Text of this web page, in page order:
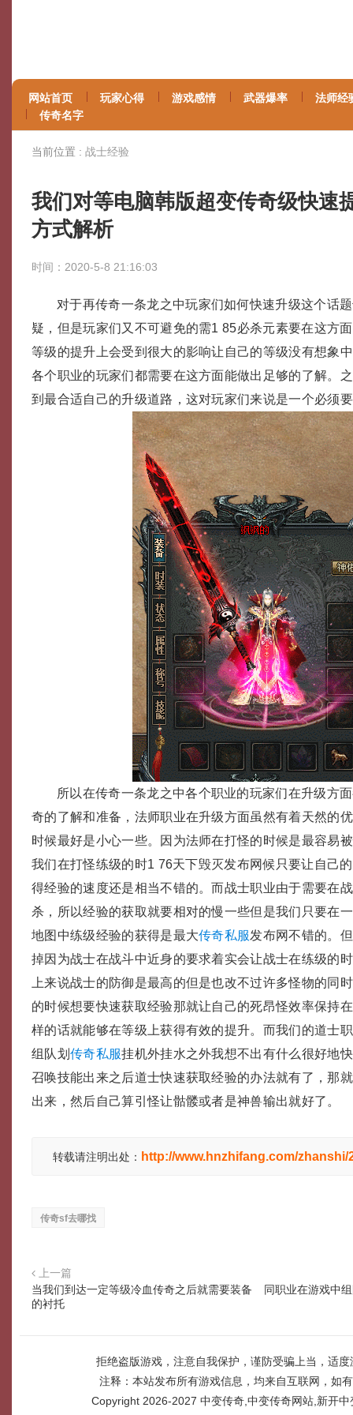
网站首页 玩家心得 游戏感情 武器爆率
法师经
传奇名字
当前位置 : 战士经验
我们对等电脑韩版超变传奇级快速
方式解析
时间：2020-5-8 21:16:03
对于再传奇一条龙之中玩家们如何快速升级这个话
疑，但是玩家们又不可避免的需1 85必杀元素要在这方
等级的提升上会受到很大的影响让自己的等级没有想象
各个职业的玩家们都需要在这方面能做出足够的了解。
到最合适自己的升级道路，这对玩家们来说是一个必须
所以在传奇一条龙之中各个职业的玩家们在升级方
奇的了解和准备，法师职业在升级方面虽然有着天然的
时候最好是小心一些。因为法师在打怪的时候是最容易
我们在打怪练级的时1 76天下毁灭发布网候只要让自己
得经验的速度还是相当不错的。而战士职业由于需要在
杀，所以经验的获取就要相对的慢一些但是我们只要在
地图中练级经验的获得是最大传奇私服发布网不错的。
掉因为战士在战斗中近身的要求着实会让战士在练级的
上来说战士的防御是最高的但是也改不过许多怪物的同
的时候想要快速获取经验那就让自己的死昂怪效率保持
样的话就能够在等级上获得有效的提升。而我们的道士
组队划 传奇私服挂机外挂水之外我想不出有什么很好地
召唤技能出来之后道士快速获取经验的办法就有了，那
出来，然后自己算引怪让骷髅或者是神兽输出就好了。
转载请注明出处： http://www.hnzhifang.com/zhanshi/
传奇sf去哪找
上一篇
当我们到达一定等级冷血传奇之后就需要装备
的衬托
同职业在游戏中
拒绝盗版游戏，注意自我保护，谨防受骗上当，适
注释：本站发布所有游戏信息，均来自互联网，如
Copyright 2026-2027 中变传奇,中变传奇网站,新开